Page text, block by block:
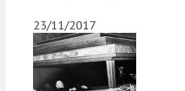
23/11/2017